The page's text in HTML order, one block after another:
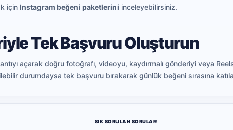
için Instagram beğeni paketlerini inceleyebilirsiniz.
Tek Başvuru Oluşturun
açarak doğru fotoğrafı, videoyu, kaydırmalı gönderiyi veya
durumdaysa tek başvuru bırakarak günlük beğeni sırasına
SIK SORULAN SORULAR